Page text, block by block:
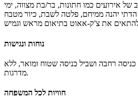
של אירועים כמו חתונות, בר/בת מצווה, ימי
הדתי יהנה ממיחם, פלטה לשבת, כיור מטבח
נוחות ונגישות
רחבה ושביל כניסה שטוח ומואר, ללא
מדרגות.
חוויות לכל המשפחה